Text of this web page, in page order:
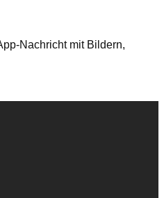
Nachricht mit Bildern,